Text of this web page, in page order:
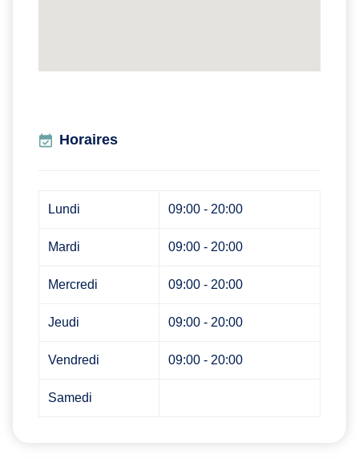
Horaires
Lundi 09:00 - 20:00
Mardi 09:00 - 20:00
Mercredi 09:00 - 20:00
Jeudi 09:00 - 20:00
Vendredi 09:00 - 20:00
Samedi